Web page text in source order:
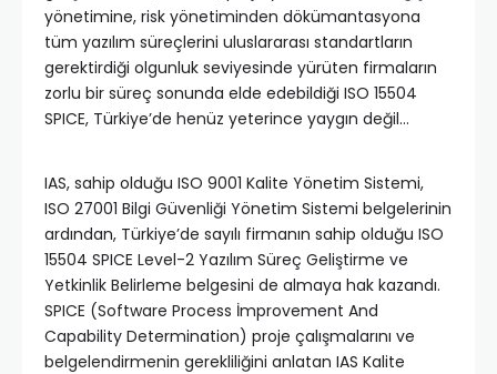
yönetimine, risk yönetiminden dökümantasyona
tüm yazılım süreçlerini uluslararası standartların
gerektirdiği olgunluk seviyesinde yürüten firmaların
zorlu bir süreç sonunda elde edebildiği ISO 15504
SPICE, Türkiye’de henüz yeterince yaygın değil…
IAS, sahip olduğu ISO 9001 Kalite Yönetim Sistemi,
ISO 27001 Bilgi Güvenliği Yönetim Sistemi belgelerinin
ardından, Türkiye’de sayılı firmanın sahip olduğu ISO
15504 SPICE Level-2 Yazılım Süreç Geliştirme ve
Yetkinlik Belirleme belgesini de almaya hak kazandı.
SPICE (Software Process İmprovement And
Capability Determination) proje çalışmalarını ve
belgelendirmenin gerekliliğini anlatan IAS Kalite